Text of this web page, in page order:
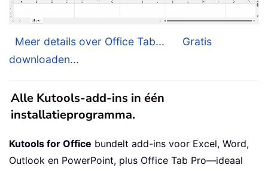
Meer details over Office Tab...
Gratis
downloaden...
Alle Kutools-add-ins in één
installatieprogramma.
Kutools for Office bundelt add-ins voor Excel, Word,
Outlook en PowerPoint, plus Office Tab Pro—ideaal